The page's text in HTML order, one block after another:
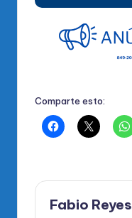
Comparte esto:
Fabio Reyes